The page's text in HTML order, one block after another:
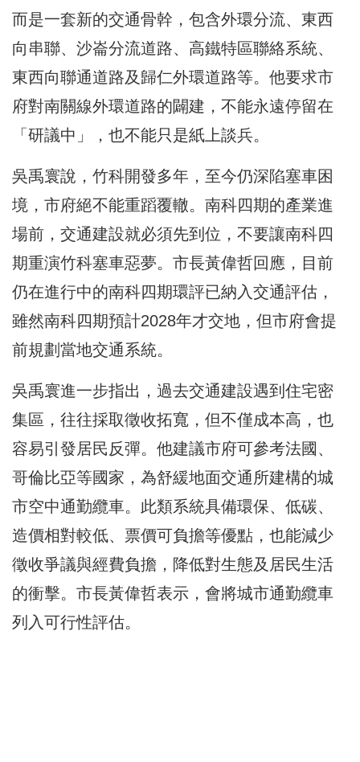
而是一套新的交通骨幹，包含外環分流、東西
向串聯、沙崙分流道路、高鐵特區聯絡系統、
東西向聯通道路及歸仁外環道路等。他要求市
府對南關線外環道路的闢建，不能永遠停留在
「研議中」，也不能只是紙上談兵。
吳禹寰說，竹科開發多年，至今仍深陷塞車困
境，市府絕不能重蹈覆轍。南科四期的產業進
場前，交通建設就必須先到位，不要讓南科四
期重演竹科塞車惡夢。市長黃偉哲回應，目前
仍在進行中的南科四期環評已納入交通評估，
雖然南科四期預計2028年才交地，但市府會提
前規劃當地交通系統。
吳禹寰進一步指出，過去交通建設遇到住宅密
集區，往往採取徵收拓寬，但不僅成本高，也
容易引發居民反彈。他建議市府可參考法國、
哥倫比亞等國家，為舒緩地面交通所建構的城
市空中通勤纜車。此類系統具備環保、低碳、
造價相對較低、票價可負擔等優點，也能減少
徵收爭議與經費負擔，降低對生態及居民生活
的衝擊。市長黃偉哲表示，會將城市通勤纜車
列入可行性評估。